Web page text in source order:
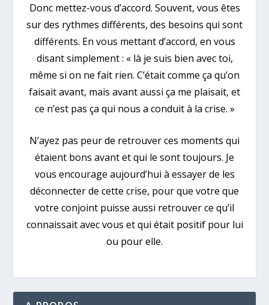
Donc mettez-vous d’accord. Souvent, vous êtes
sur des rythmes différents, des besoins qui sont
différents. En vous mettant d’accord, en vous
disant simplement : « là je suis bien avec toi,
même si on ne fait rien. C’était comme ça qu’on
faisait avant, mais avant aussi ça me plaisait, et
ce n’est pas ça qui nous a conduit à la crise. »
N’ayez pas peur de retrouver ces moments qui
étaient bons avant et qui le sont toujours. Je
vous encourage aujourd’hui à essayer de les
déconnecter de cette crise, pour que votre que
votre conjoint puisse aussi retrouver ce qu’il
connaissait avec vous et qui était positif pour lui
ou pour elle.